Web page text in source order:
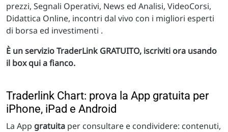
prezzi, Segnali Operativi, News ed Analisi, VideoCorsi,
Didattica Online, incontri dal vivo con i migliori esperti
di borsa ed investimenti .
È un servizio TraderLink GRATUITO, iscriviti ora usando
il box qui a fianco.
Traderlink Chart: prova la App gratuita per
iPhone, iPad e Android
La App gratuita per consultare e condividere: contenuti,